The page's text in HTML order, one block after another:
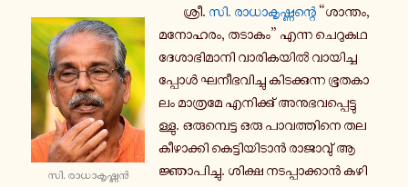
സി. രാ­ധാ­കൃ­ഷ്ണൻ
ശ്രീ. സി. രാ­ധാ­കൃ­ഷ്ണ­ന്റെ “ശാ­ന്തം,
മ­നോ­ഹ­രം, തടാകം” എന്ന ചെ­റു­ക­ഥ
ദേ­ശാ­ഭി­മാ­നി വാ­രി­ക­യിൽ വാ­യി­ച്ച­
പ്പോൾ ഘ­നീ­ഭ­വി­ച്ചു കി­ട­ക്കു­ന്ന ഭൂ­ത­കാ­
ലം മാ­ത്ര­മേ എ­നി­ക്കു് അ­നു­ഭ­വ­പ്പെ­ട്ടു­
ള്ളു. ഒ­രു­മ്പെ­ട്ട ഒരു പാ­വ­ത്തി­നെ ത­ല­
കീ­ഴാ­ക്കി കെ­ട്ടി­യി­ടാൻ രാ­ജാ­വു് ആ­
ജ്ഞാ­പി­ച്ചു. ശിക്ഷ ന­ട­പ്പാ­ക്കാൻ ക­ഴി­